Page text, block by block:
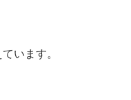
います。